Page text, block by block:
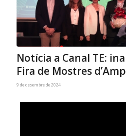
Notícia a Canal TE:
Fira de Mostres
9 de desembre de 2024